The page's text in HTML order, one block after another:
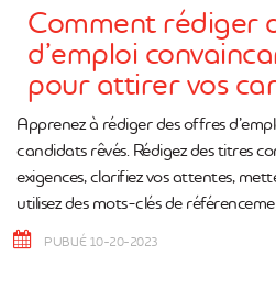
Comment rédiger
d’emploi
pour attirer vos
Apprenez à rédiger des offres
candidats rêvés. Rédigez des titres
exigences, clarifiez vos attentes,
utilisez des mots-clés de
PUBLIÉ 10-20-2023